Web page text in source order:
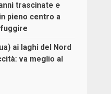
trascinate e
pieno centro a
ai laghi del Nord
va meglio al